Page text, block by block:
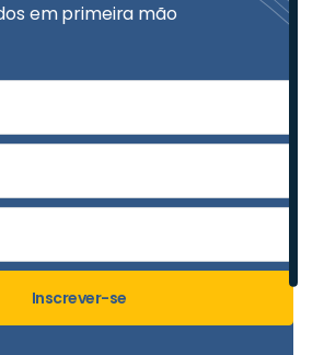
em primeira mão
Inscrever-se